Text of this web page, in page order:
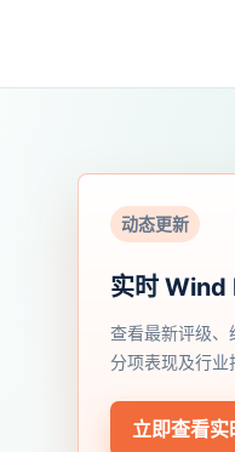
动态更新
实时 Wind
查看最新评级
分项表现及行业
立即查看实